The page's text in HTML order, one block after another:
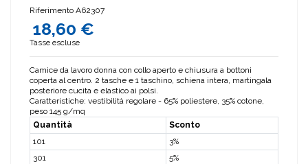
Riferimento A62307
18,60 €
Tasse escluse
Camice da lavoro donna con collo aperto e chiusura a bottoni
coperta al centro. 2 tasche e 1 taschino, schiena intera, martingala
posteriore cucita e elastico ai polsi.
Caratteristiche: vestibilità regolare - 65% poliestere, 35% cotone,
peso 145 g/mq
Quantità
Sconto
101
3%
301
5%